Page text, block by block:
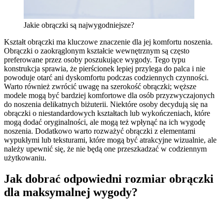
Jakie obrączki są najwygodniejsze?
Kształt obrączki ma kluczowe znaczenie dla jej komfortu noszenia.
Obrączki o zaokrąglonym kształcie wewnętrznym są często
preferowane przez osoby poszukujące wygody. Tego typu
konstrukcja sprawia, że pierścionek lepiej przylega do palca i nie
powoduje otarć ani dyskomfortu podczas codziennych czynności.
Warto również zwrócić uwagę na szerokość obrączki; węższe
modele mogą być bardziej komfortowe dla osób przyzwyczajonych
do noszenia delikatnych biżuterii. Niektóre osoby decydują się na
obrączki o niestandardowych kształtach lub wykończeniach, które
mogą dodać oryginalności, ale mogą też wpłynąć na ich wygodę
noszenia. Dodatkowo warto rozważyć obrączki z elementami
wypukłymi lub teksturami, które mogą być atrakcyjne wizualnie, ale
należy upewnić się, że nie będą one przeszkadzać w codziennym
użytkowaniu.
Jak dobrać odpowiedni rozmiar obrączki
dla maksymalnej wygody?